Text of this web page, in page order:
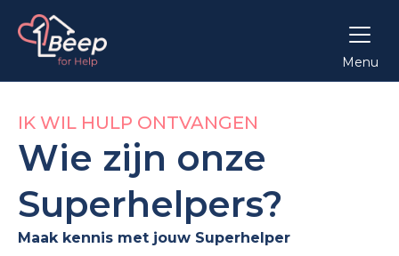
Menu
IK WIL HULP ONTVANGEN
Wie zijn onze
Superhelpers?
Maak kennis met jouw Superhelper